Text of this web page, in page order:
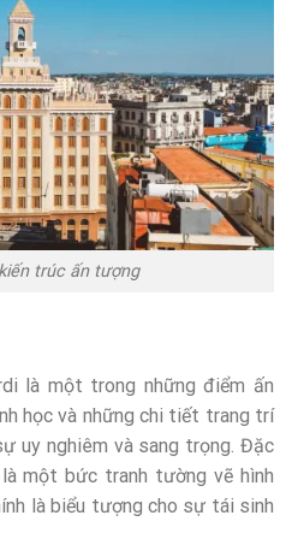
trúc ấn tượng
là một trong những điểm ấn
học và những chi tiết trang trí
uy nghiêm và sang trọng. Đặc
một bức tranh tường vẽ hình
là biểu tượng cho sự tái sinh